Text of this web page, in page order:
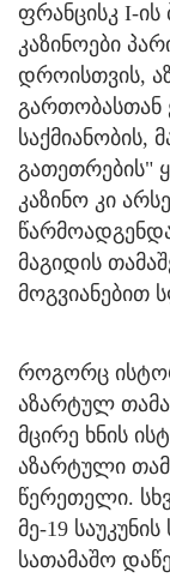
ფრანცისკ I-
კაზინოები
დროისთვის,
გართობასთან
საქმიანობის,
გათეთრების"
კაზინო კი
მაგიდის
მოგვიანებით
როგორც
აზარტულ
მცირე ხნის
აზარტული
წერეთელი.
მე-19
სათამაშო